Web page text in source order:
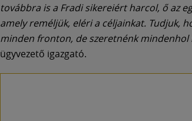
továbbra is a Fradi sikereiért harcol, ő az
amely reméljük, eléri a céljainkat. Tudjuk,
minden fronton, de szeretnénk mindenhol
ügyvezető igazgató.